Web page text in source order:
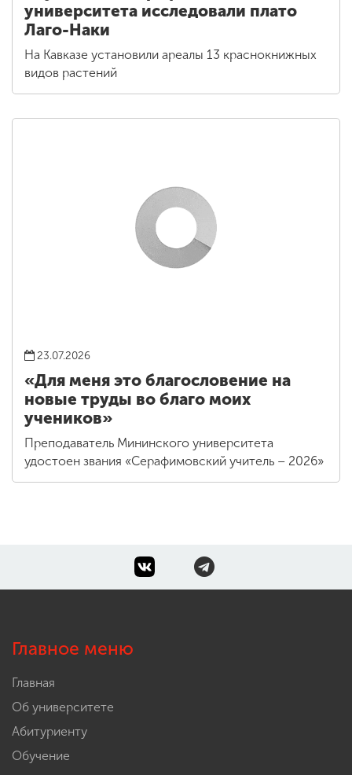
университета исследовали плато
Лаго-Наки
На Кавказе установили ареалы 13 краснокнижных
видов растений
23.07.2026
«Для меня это благословение на
новые труды во благо моих
учеников»
Преподаватель Мининского университета
Главное меню
Главная
Об университете
Абитуриенту